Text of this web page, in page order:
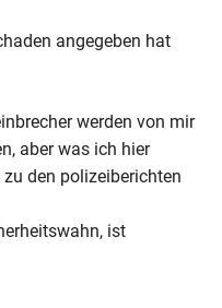
angegeben hat
werden von mir
aber was ich hier
den polizeiberichten
ist